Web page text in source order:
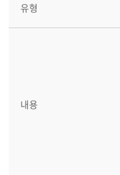
유형
내용